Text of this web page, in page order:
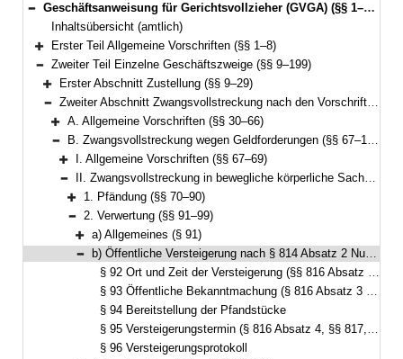
Bereich reduzieren
Geschäftsanweisung für Gerichtsvollzieher (GVGA) (§§ 1–199)
Inhaltsübersicht (amtlich)
Bereich erweitern
Erster Teil Allgemeine Vorschriften (§§ 1–8)
Bereich reduzieren
Zweiter Teil Einzelne Geschäftszweige (§§ 9–199)
Bereich erweitern
Erster Abschnitt Zustellung (§§ 9–29)
Bereich reduzieren
Zweiter Abschnitt Zwangsvollstreckung nach den Vorschriften der ZPO (§§ 30–155)
Bereich erweitern
A. Allgemeine Vorschriften (§§ 30–66)
Bereich reduzieren
B. Zwangsvollstreckung wegen Geldforderungen (§§ 67–126)
Bereich erweitern
I. Allgemeine Vorschriften (§§ 67–69)
Bereich reduzieren
II. Zwangsvollstreckung in bewegliche körperliche Sachen (§§ 70–120)
Bereich erweitern
1. Pfändung (§§ 70–90)
Bereich reduzieren
2. Verwertung (§§ 91–99)
Bereich erweitern
a) Allgemeines (§ 91)
Bereich reduzieren
b) Öffentliche Versteigerung nach § 814 Absatz 2 Nummer 1 ZPO (Präsenzversteigerung) (§§ 92–96)
§ 92 Ort und Zeit der Versteigerung (§§ 816 Absatz 1 und 2, § 825 Absatz 1 ZPO)
§ 93 Öffentliche Bekanntmachung (§ 816 Absatz 3 ZPO)
§ 94 Bereitstellung der Pfandstücke
§ 95 Versteigerungstermin (§ 816 Absatz 4, §§ 817, 817a, 818 ZPO)
§ 96 Versteigerungsprotokoll